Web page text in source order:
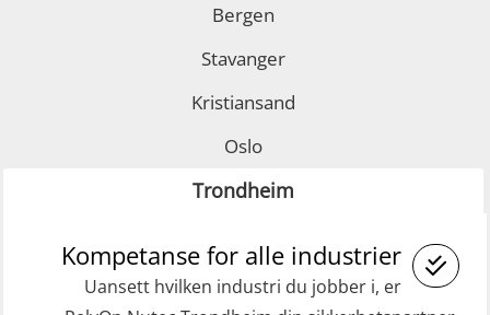
GWO: BST – Onshore (Blended: e-
learning practical) (RBSBLE002)
GWO: BST Refresher – Offshore
(Blended with Adaptive e-learning +
(Blended with Adaptive e-learning
practical) (RBSBLE026)
Fallsikring (FAR108)
GOC sertifikat grunnleggende
(GMDSS) (MRC101)
GOC sertifikat repetisjon (GMDSS)
inkl. brannslukning (FSC121)
Medisinsk behandling 40 t (MFA104)
Bergen
Stavanger
Kristiansand
Oslo
Trondheim
Kompetanse for alle industrier
Uansett hvilken industri du jobber i, er